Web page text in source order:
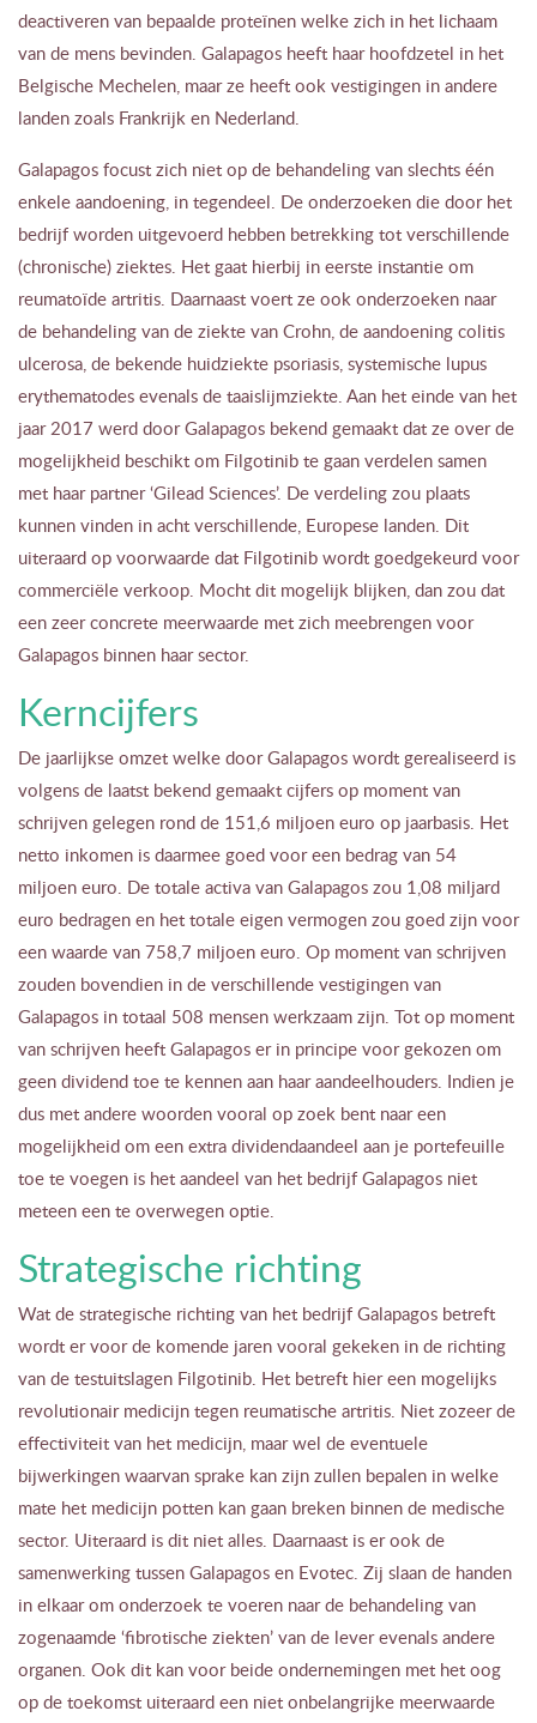
deactiveren van bepaalde proteïnen welke zich in het lichaam
van de mens bevinden. Galapagos heeft haar hoofdzetel in het
Belgische Mechelen, maar ze heeft ook vestigingen in andere
landen zoals Frankrijk en Nederland.
Galapagos focust zich niet op de behandeling van slechts één
enkele aandoening, in tegendeel. De onderzoeken die door het
bedrijf worden uitgevoerd hebben betrekking tot verschillende
(chronische) ziektes. Het gaat hierbij in eerste instantie om
reumatoïde artritis. Daarnaast voert ze ook onderzoeken naar
de behandeling van de ziekte van Crohn, de aandoening colitis
ulcerosa, de bekende huidziekte psoriasis, systemische lupus
erythematodes evenals de taaislijmziekte. Aan het einde van het
jaar 2017 werd door Galapagos bekend gemaakt dat ze over de
mogelijkheid beschikt om Filgotinib te gaan verdelen samen
met haar partner ‘Gilead Sciences’. De verdeling zou plaats
kunnen vinden in acht verschillende, Europese landen. Dit
uiteraard op voorwaarde dat Filgotinib wordt goedgekeurd voor
commerciële verkoop. Mocht dit mogelijk blijken, dan zou dat
een zeer concrete meerwaarde met zich meebrengen voor
Galapagos binnen haar sector.
Kerncijfers
De jaarlijkse omzet welke door Galapagos wordt gerealiseerd is
volgens de laatst bekend gemaakt cijfers op moment van
schrijven gelegen rond de 151,6 miljoen euro op jaarbasis. Het
netto inkomen is daarmee goed voor een bedrag van 54
miljoen euro. De totale activa van Galapagos zou 1,08 miljard
euro bedragen en het totale eigen vermogen zou goed zijn voor
een waarde van 758,7 miljoen euro. Op moment van schrijven
zouden bovendien in de verschillende vestigingen van
Galapagos in totaal 508 mensen werkzaam zijn. Tot op moment
van schrijven heeft Galapagos er in principe voor gekozen om
geen dividend toe te kennen aan haar aandeelhouders. Indien je
dus met andere woorden vooral op zoek bent naar een
mogelijkheid om een extra dividendaandeel aan je portefeuille
toe te voegen is het aandeel van het bedrijf Galapagos niet
meteen een te overwegen optie.
Strategische richting
Wat de strategische richting van het bedrijf Galapagos betreft
wordt er voor de komende jaren vooral gekeken in de richting
van de testuitslagen Filgotinib. Het betreft hier een mogelijks
revolutionair medicijn tegen reumatische artritis. Niet zozeer de
effectiviteit van het medicijn, maar wel de eventuele
bijwerkingen waarvan sprake kan zijn zullen bepalen in welke
mate het medicijn potten kan gaan breken binnen de medische
sector. Uiteraard is dit niet alles. Daarnaast is er ook de
samenwerking tussen Galapagos en Evotec. Zij slaan de handen
in elkaar om onderzoek te voeren naar de behandeling van
zogenaamde ‘fibrotische ziekten’ van de lever evenals andere
organen. Ook dit kan voor beide ondernemingen met het oog
op de toekomst uiteraard een niet onbelangrijke meerwaarde